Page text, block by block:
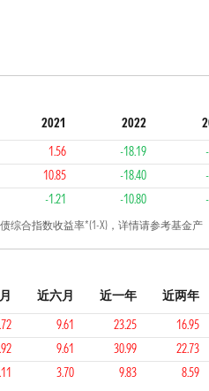
2021 2022
1.56 -18.19
10.85 -18.40
-1.21 -10.80
综合指数收益率*(1-X)，详情请参考基金产
近六月 近一年
近两年
9.61 23.25
16.95
9.61 30.99
22.73
3.70 9.83 8.59